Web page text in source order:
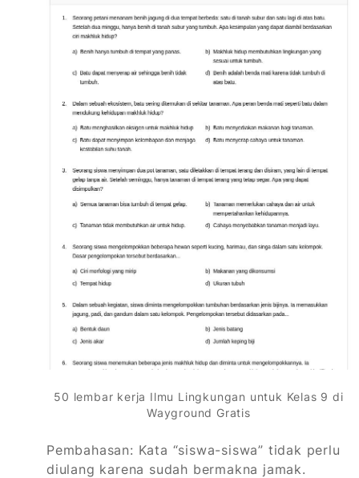
50 lembar kerja Ilmu Lingkungan untuk Kelas 9 di
Wayground Gratis
Pembahasan: Kata “siswa-siswa” tidak perlu
diulang karena sudah bermakna jamak.